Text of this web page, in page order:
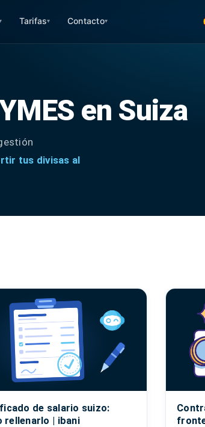
Tarifas▾ Contacto▾
en Suiza
tus divisas al
de salario suizo:
rellenarlo | ibani